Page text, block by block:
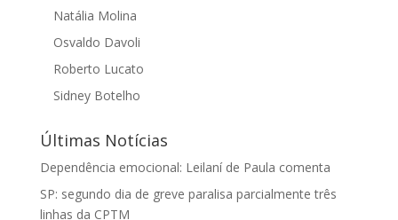
Natália Molina
Osvaldo Davoli
Roberto Lucato
Sidney Botelho
Últimas Notícias
Dependência emocional: Leilaní de Paula comenta
SP: segundo dia de greve paralisa parcialmente três
linhas da CPTM